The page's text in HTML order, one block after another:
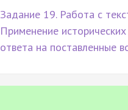
Задание 19. Работа с
Применение
ответа на поставленные